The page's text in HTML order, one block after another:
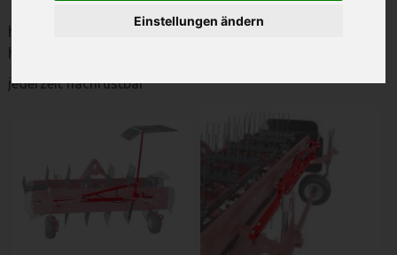
Einstellungen ändern
hydr. Klappschild für Molon Bandrechen zum
hydraulischem schwenken und ausfahren
jederzeit nachrüstbar